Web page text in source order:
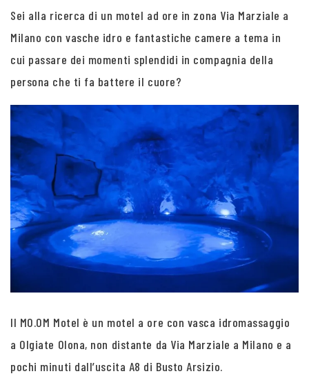
Sei alla ricerca di un motel ad ore in zona Via Marziale a
Milano con vasche idro e fantastiche camere a tema in
cui passare dei momenti splendidi in compagnia della
persona che ti fa battere il cuore?
Il MO.OM Motel è un motel a ore con vasca idromassaggio
a Olgiate Olona, non distante da Via Marziale a Milano e a
pochi minuti dall’uscita A8 di Busto Arsizio.